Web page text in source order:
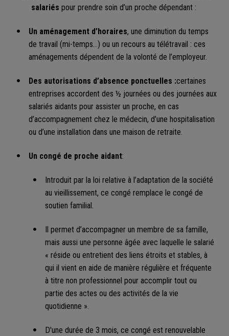
salariés pour prendre soin d’un proche dépendant :
Un aménagement d’horaires, une diminution du temps
de travail (mi-temps…) ou un recours au télétravail : ces
aménagements dépendent de la volonté de l’employeur.
Des autorisations d’absence ponctuelles :certaines
entreprises accordent des ½ journées ou des journées aux
salariés aidants pour assister un proche, en cas
d’accompagnement chez le médecin, d’une hospitalisation
ou d’une installation dans une maison de retraite.
Un congé de proche aidant:
Introduit par la loi relative à l’adaptation de la société
au vieillissement, ce congé remplace le congé de
soutien familial.
Il permet d’accompagner un membre de sa famille,
mais aussi une personne âgée avec laquelle le salarié
« réside ou entretient des liens étroits et stables, à
qui il vient en aide de manière régulière et fréquente
à titre non professionnel pour accomplir tout ou
partie des actes ou des activités de la vie
quotidienne ».
D'une durée de 3 mois, ce congé est renouvelable